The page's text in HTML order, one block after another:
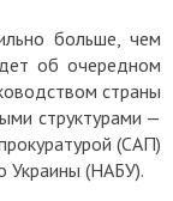
больше, чем
об очередном
страны
структурами —
(САП)
Украины (НАБУ).